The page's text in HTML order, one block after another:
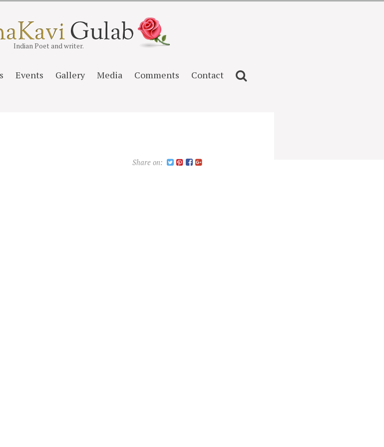
Indian Poet and writer.
Events Gallery Media Comments Contact
Share on: